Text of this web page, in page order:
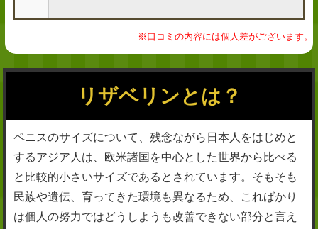
※口コミの内容には個人差がございます。
リザベリンとは？
ペニスのサイズについて、残念ながら日本人をはじめと
するアジア人は、欧米諸国を中心とした世界から比べる
と比較的小さいサイズであるとされています。そもそも
民族や遺伝、育ってきた環境も異なるため、こればかり
は個人の努力ではどうしようも改善できない部分と言え